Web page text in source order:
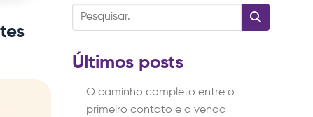
Últimos posts
O caminho completo entre o
primeiro contato e a venda